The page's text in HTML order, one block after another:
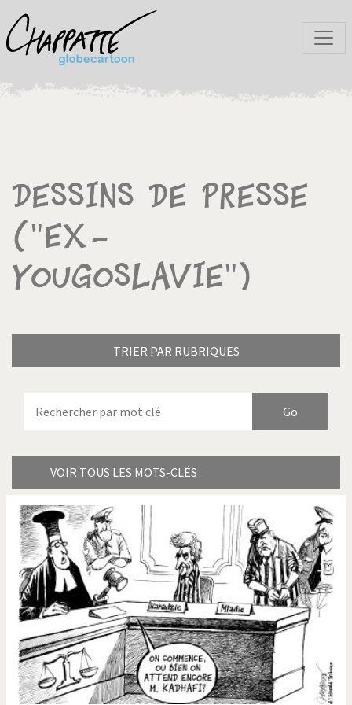
Dessins de presse
("Ex-
Yougoslavie")
TRIER PAR RUBRIQUES
VOIR TOUS LES MOTS-CLÉS
Bienvenue en Italie
Bye Biden! Catholique ou pas très?
Chère énergie! Crise grecque
Cybermonde
Du printemps arabe à
l'hiver
Election présidentielle US Guerre en Syrie
Hopp Deutschland Israël - Palestine
L'Amérique et les armes L'Iran tremble